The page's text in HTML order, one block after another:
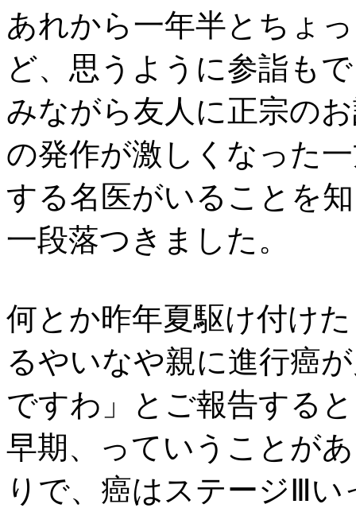
あれから一年半とちょ
ど、思うように参詣も
みながら友人に正宗の
の発作が激しくなった
する名医がいることを
一段落つきました。
何とか昨年夏駆け付け
るやいなや親に進行癌
ですわ」とご報告する
早期、っていうことが
りで、癌はステージⅢ